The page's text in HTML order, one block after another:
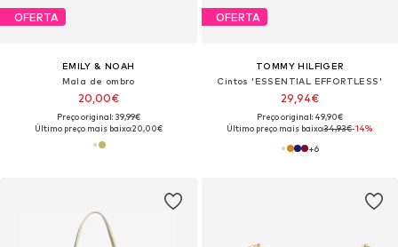
OFERTA
EMILY & NOAH
Mala de ombro
20,00€
Preço original: 39,99€
Último preço mais baixo:20,00€
OFERTA
TOMMY HILFIGER
Cintos 'ESSENTIAL EFFORTLESS'
29,94€
Preço original: 49,90€
Último preço mais baixo:34,93€-14%
+6